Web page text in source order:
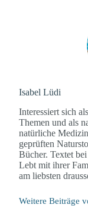
Isabel Lüdi
Interessiert sich
Themen und als
natürliche
geprüften
Bücher. Textet
Lebt mit ihrer
am liebsten
Weitere Beiträge